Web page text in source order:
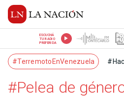
ESCUCHÁ
TU RADIO
PREFERIDA
#TerremotoEnVenezuela
#Pelea de